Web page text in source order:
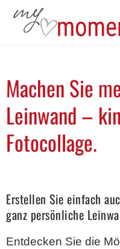
Machen Sie
Leinwand –
Fotocollage.
Erstellen Sie einfach
ganz persönliche
Entdecken Sie die